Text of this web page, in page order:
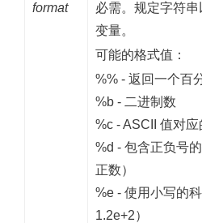
format
必需。规定字符
变量。
可能的格式值：
%% - 返回一个百
%b - 二进制数
%c - ASCII 值对
%d - 包含正负号
正数）
%e - 使用小写的
1.2e+2）